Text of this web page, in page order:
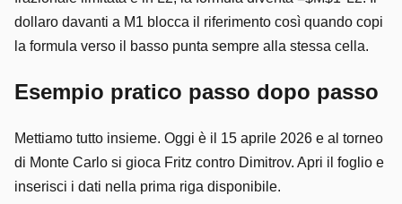
dollaro davanti a M1 blocca il riferimento così quando copi
la formula verso il basso punta sempre alla stessa cella.
Esempio pratico passo dopo passo
Mettiamo tutto insieme. Oggi è il 15 aprile 2026 e al torneo
di Monte Carlo si gioca Fritz contro Dimitrov. Apri il foglio e
inserisci i dati nella prima riga disponibile.